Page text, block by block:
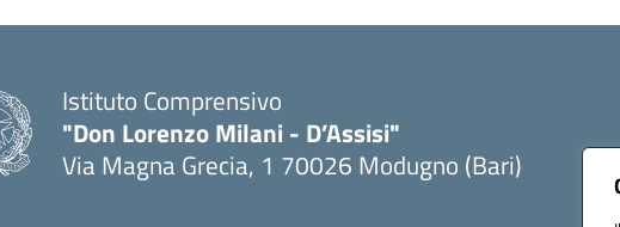
Istituto Comprensivo
"Don Lorenzo Milani - D’Assisi"
Via Magna Grecia, 1 70026 Modugno (Bari)